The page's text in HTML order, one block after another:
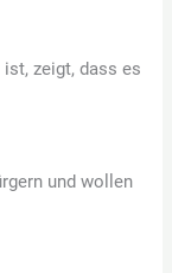
ist, zeigt, dass es
und wollen